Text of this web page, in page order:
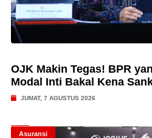
OJK Makin Tegas! BPR
Modal Inti Bakal Kena
JUMAT, 7 AGUSTUS 2026
Asuransi